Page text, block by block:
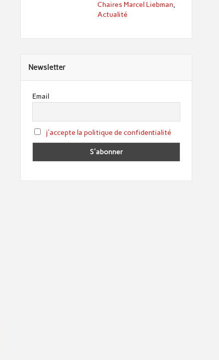
Chaires Marcel Liebman,
Actualité
Newsletter
Email
j'accepte la politique de confidentialité